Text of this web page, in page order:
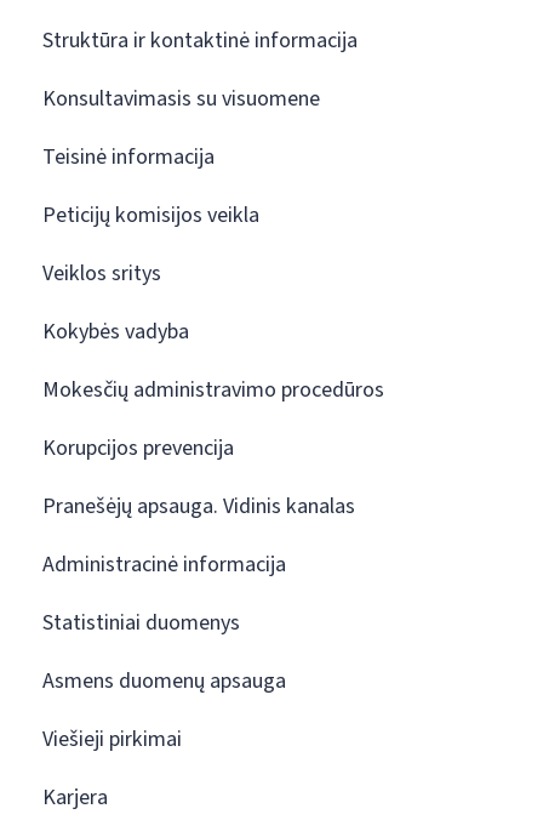
Struktūra ir kontaktinė informacija
Konsultavimasis su visuomene
Teisinė informacija
Peticijų komisijos veikla
Veiklos sritys
Kokybės vadyba
Mokesčių administravimo procedūros
Korupcijos prevencija
Pranešėjų apsauga. Vidinis kanalas
Administracinė informacija
Statistiniai duomenys
Asmens duomenų apsauga
Viešieji pirkimai
Karjera